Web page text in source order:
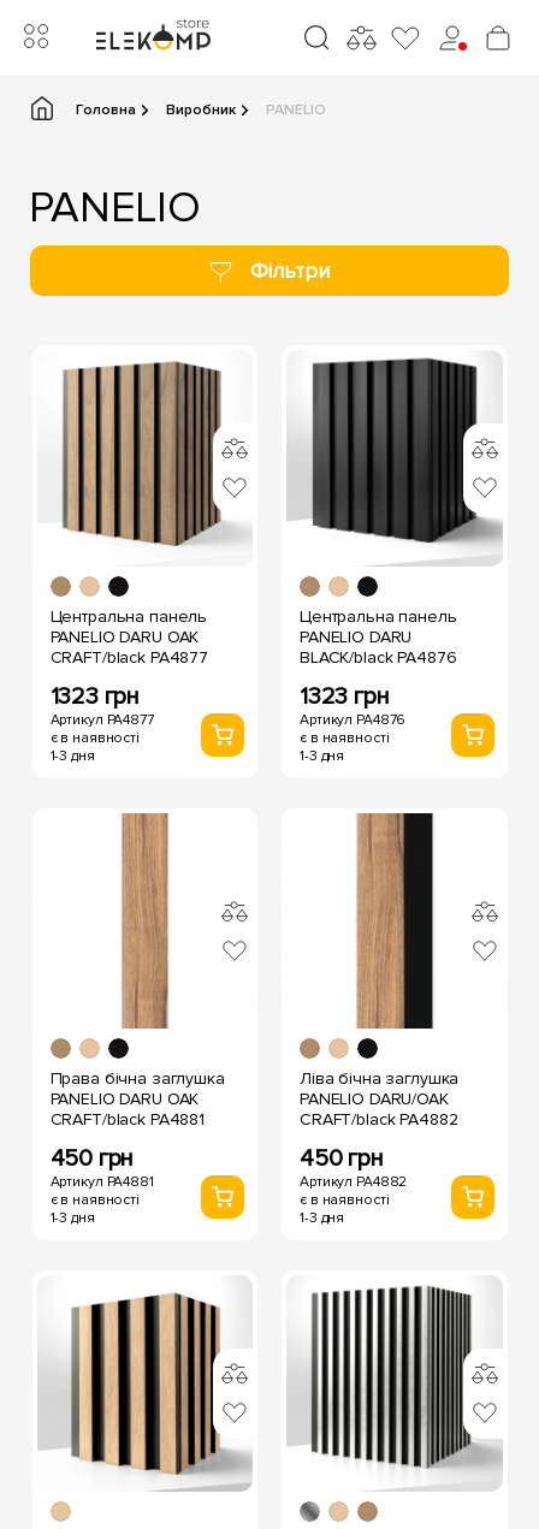
Головна Виробник PANELIO
PANELIO
Фільтри
Центральна панель
PANELIO DARU OAK
CRAFT/black PA4877
1323 грн
Артикул PA4877
є в наявності
1-3 дня
Центральна панель
PANELIO DARU
BLACK/black PA4876
1323 грн
Артикул PA4876
є в наявності
1-3 дня
Права бічна заглушка
PANELIO DARU OAK
CRAFT/black PA4881
450 грн
Артикул PA4881
є в наявності
1-3 дня
Ліва бічна заглушка
PANELIO DARU/OAK
CRAFT/black PA4882
450 грн
Артикул PA4882
є в наявності
1-3 дня